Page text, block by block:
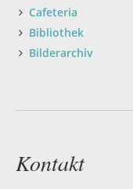
Cafeteria
Bibliothek
Bilderarchiv
Kontakt